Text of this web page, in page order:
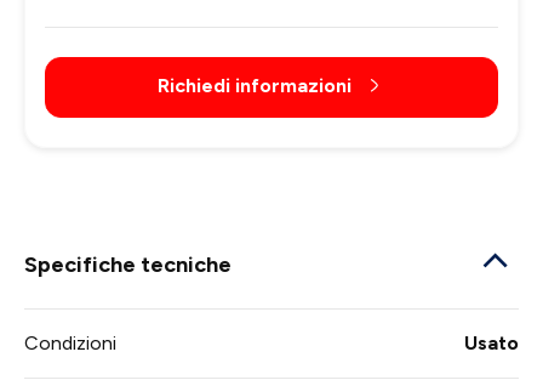
Richiedi informazioni
Specifiche tecniche
Condizioni Usato